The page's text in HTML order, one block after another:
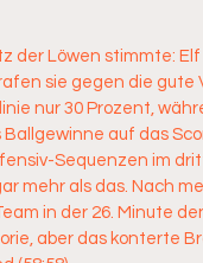
der Löwen stimmte:
sie gegen die gute
nur 30 Prozent,
auf das
Sequenzen im
mehr als das. Nach
in der 26. Minute
aber das konterte